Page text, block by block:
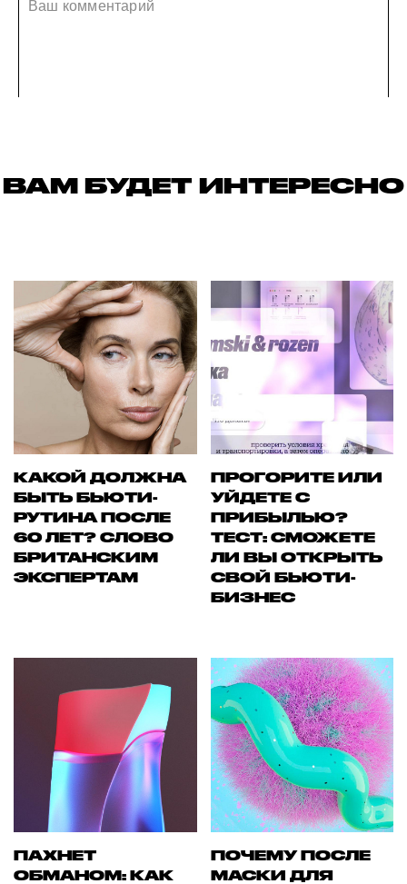
ВАМ БУДЕТ ИНТЕРЕСНО
КАКОЙ ДОЛЖНА
БЫТЬ БЬЮТИ-
РУТИНА ПОСЛЕ
60 ЛЕТ? СЛОВО
БРИТАНСКИМ
ЭКСПЕРТАМ
ПРОГОРИТЕ ИЛИ
УЙДЕТЕ С
ПРИБЫЛЬЮ?
ТЕСТ: СМОЖЕТЕ
ЛИ ВЫ ОТКРЫТЬ
СВОЙ БЬЮТИ-
БИЗНЕС
ПАХНЕТ
ОБМАНОМ: КАК
ПОЧЕМУ ПОСЛЕ
МАСКИ ДЛЯ